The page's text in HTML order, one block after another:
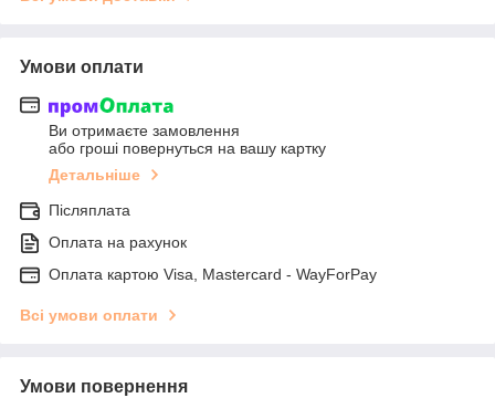
Умови оплати
Ви отримаєте замовлення
або гроші повернуться на вашу картку
Детальніше
Післяплата
Оплата на рахунок
Оплата картою Visa, Mastercard - WayForPay
Всі умови оплати
Умови повернення